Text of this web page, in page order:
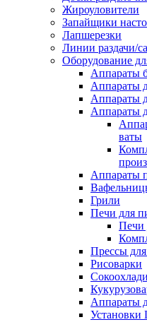
Жироуловители
Запайщики
Лапшерезки
Линии раздачи/
Оборудование
Аппараты
Аппараты
Аппараты
Аппараты
ваты
Аппараты
Грили
Печи для
Печи
Прессы для
Рисоварки
Аппараты
Установки